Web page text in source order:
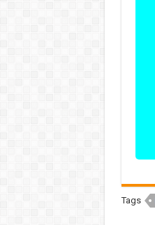
Tags